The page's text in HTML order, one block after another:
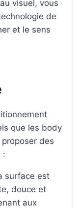
visuel, vous
de
et le sens
que les body
des
:
surface est
douce et
aux